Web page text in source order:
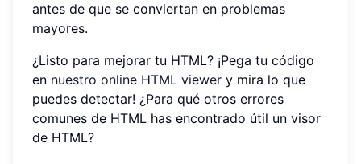
antes de que se conviertan en problemas
mayores.
¿Listo para mejorar tu HTML? ¡Pega tu código
en nuestro online HTML viewer y mira lo que
puedes detectar! ¿Para qué otros errores
comunes de HTML has encontrado útil un visor
de HTML?